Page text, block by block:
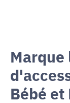
Bébé